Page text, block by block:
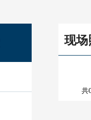
现场
共